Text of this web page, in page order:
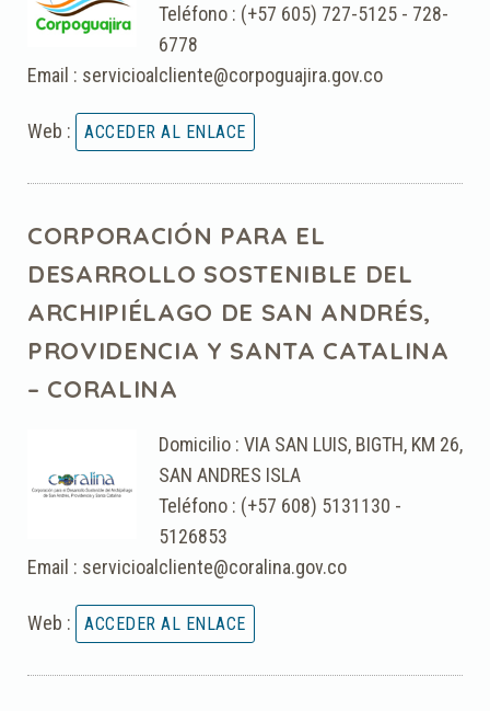
Teléfono : (+57 605) 727-5125 - 728-
6778
Email : servicioalcliente@corpoguajira.gov.co
Web :
CORPORACIÓN PARA EL
DESARROLLO SOSTENIBLE DEL
ARCHIPIÉLAGO DE SAN ANDRÉS,
PROVIDENCIA Y SANTA CATALINA
– CORALINA
Domicilio : VIA SAN LUIS, BIGTH, KM 26,
SAN ANDRES ISLA
Teléfono : (+57 608) 5131130 -
5126853
Email : servicioalcliente@coralina.gov.co
Web :